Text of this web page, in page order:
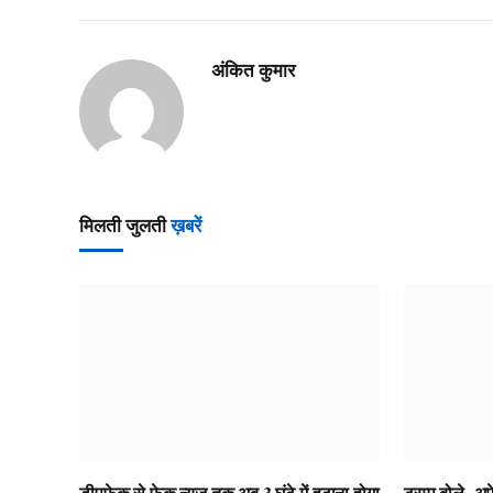
अंकित कुमार
मिलती जुलतीख़बरें